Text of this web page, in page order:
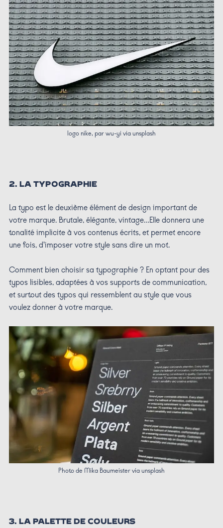
logo nike, par wu-yi via unsplash
2. LA TYPOGRAPHIE
La typo est le deuxième élément de design important de
votre marque. Brutale, élégante, vintage…Elle donnera une
tonalité implicite à vos contenus écrits, et permet encore
une fois, d’imposer votre style sans dire un mot.
Comment bien choisir sa typographie ? En optant pour des
typos lisibles, adaptées à vos supports de communication,
et surtout des typos qui ressemblent au style que vous
voulez donner à votre marque.
Photo de Mika Baumeister via unsplash
3. LA PALETTE DE COULEURS